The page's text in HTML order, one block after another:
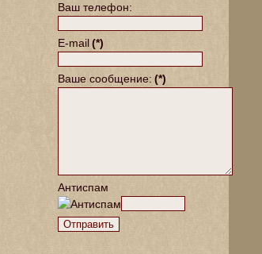
Ваш телефон:
E-mail(*)
Ваше сообщение: (*)
Антиспам